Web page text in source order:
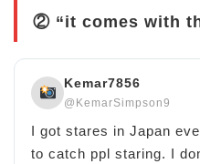
② “it comes with
Kemar7856
@KemarSimpson9
I got stares in Japan
to catch ppl staring. I